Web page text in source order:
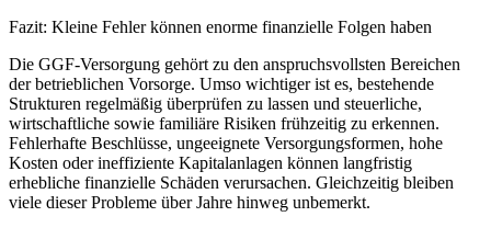
Fazit: Kleine Fehler können enorme finanzielle Folgen haben
Die GGF-Versorgung gehört zu den anspruchsvollsten Bereichen
der betrieblichen Vorsorge. Umso wichtiger ist es, bestehende
Strukturen regelmäßig überprüfen zu lassen und steuerliche,
wirtschaftliche sowie familiäre Risiken frühzeitig zu erkennen.
Fehlerhafte Beschlüsse, ungeeignete Versorgungsformen, hohe
Kosten oder ineffiziente Kapitalanlagen können langfristig
erhebliche finanzielle Schäden verursachen. Gleichzeitig bleiben
viele dieser Probleme über Jahre hinweg unbemerkt.